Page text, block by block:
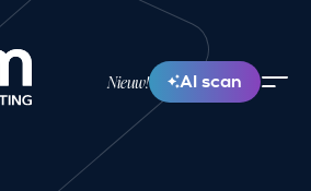
Nieuw! AI scan